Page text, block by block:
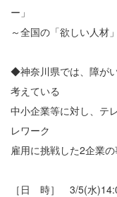
ー」
～全国の「欲しい人材
◆神奈川県では、障が
考えている
中小企業等に対し、テ
レワーク
雇用に挑戦した2企業の
［日 時］ 3/5(水